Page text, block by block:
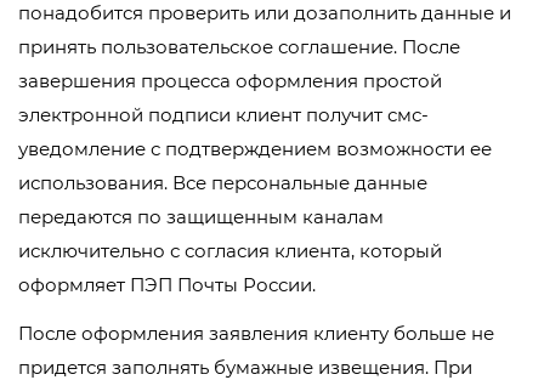
понадобится проверить или дозаполнить данные и
принять пользовательское соглашение. После
завершения процесса оформления простой
электронной подписи клиент получит смс-
уведомление с подтверждением возможности ее
использования. Все персональные данные
передаются по защищенным каналам
исключительно с согласия клиента, который
оформляет ПЭП Почты России.
После оформления заявления клиенту больше не
придется заполнять бумажные извещения. При